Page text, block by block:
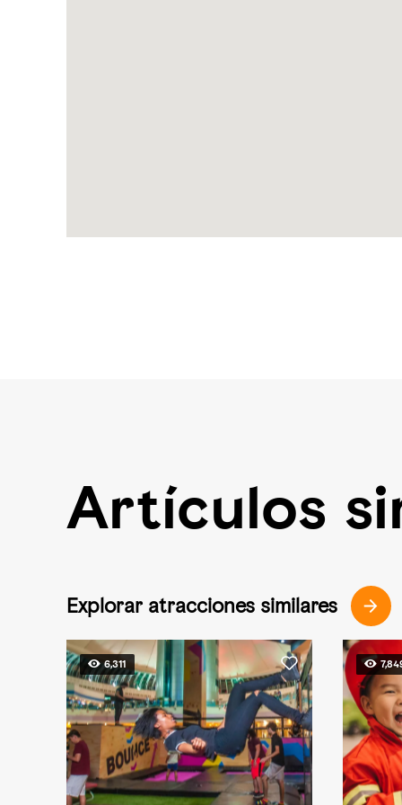
Artículos
Explorar atracciones similares
6,311